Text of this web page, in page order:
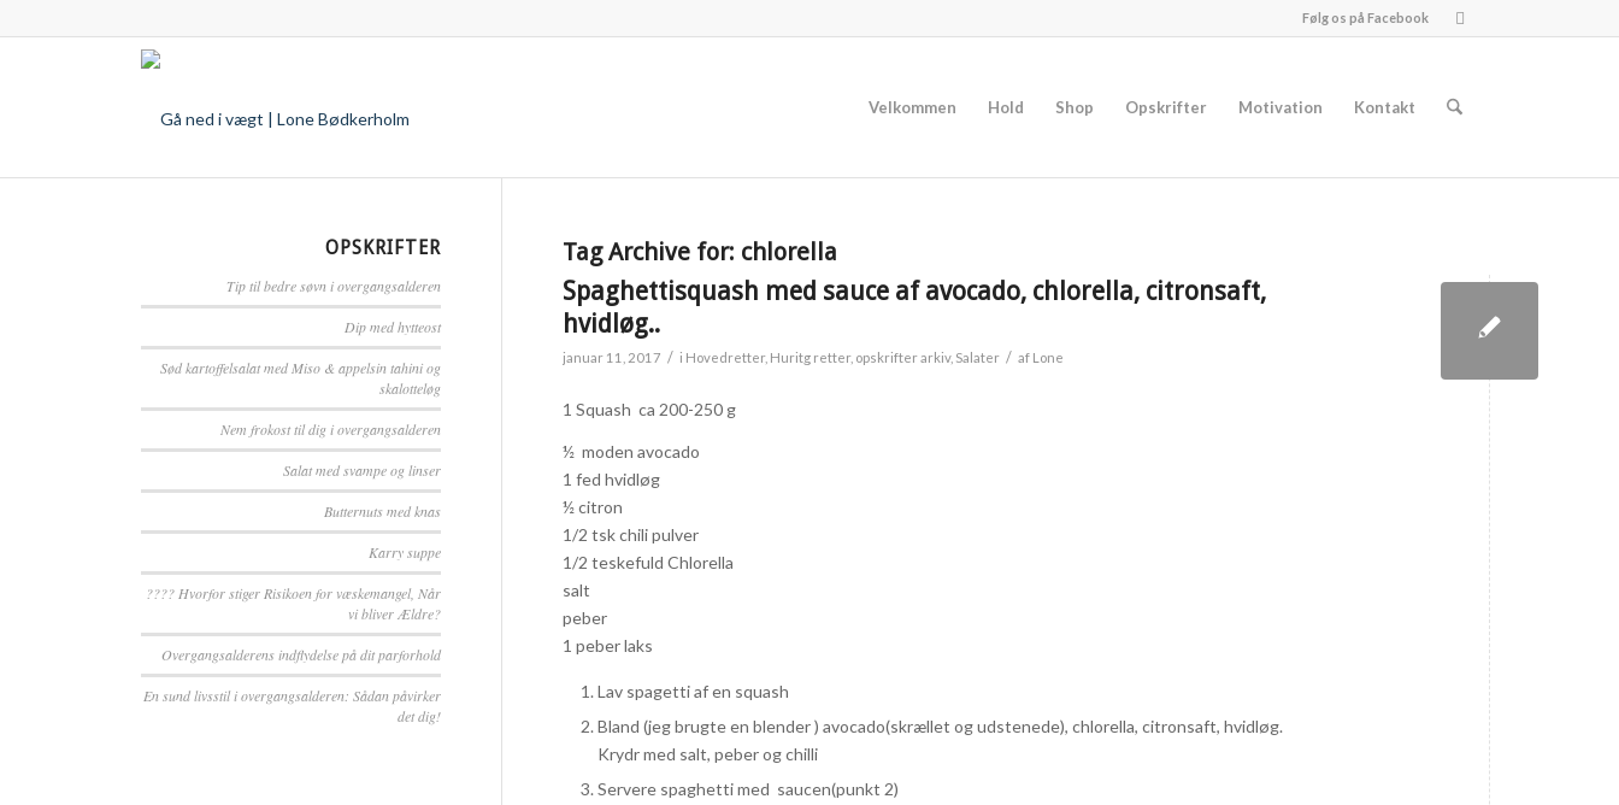
Følg os på Facebook
Velkommen Hold Shop Opskrifter Motivation Kontakt
Tag Archive for: chlorella
Spaghettisquash med sauce af avocado, chlorella, citronsaft,
hvidløg..
januar 11, 2017 / i Hovedretter, Huritg retter, opskrifter arkiv, Salater / af Lone
1 Squash ca 200-250 g
½ moden avocado
1 fed hvidløg
½ citron
1/2 tsk chili pulver
1/2 teskefuld Chlorella
salt
peber
1 peber laks
Lav spagetti af en squash
Bland (jeg brugte en blender ) avocado(skrællet og udstenede), chlorella, citronsaft, hvidløg.
Krydr med salt, peber og chilli
Servere spaghetti med saucen(punkt 2)
OPSKRIFTER
Tip til bedre søvn i overgangsalderen
Dip med hytteost
Sød kartoffelsalat med Miso & appelsin tahini og
skalotteløg
Nem frokost til dig i overgangsalderen
Salat med svampe og linser
Butternuts med knas
Karry suppe
????️ Hvorfor stiger Risikoen for væskemangel, Når
vi bliver Ældre?
Overgangsalderens indflydelse på dit parforhold
En sund livsstil i overgangsalderen: Sådan påvirker
det dig!